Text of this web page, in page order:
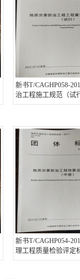
新书T/CAGHP058-
治工程施工规范（试
新书T/CAGHP054-
理工程质量检验评定
等16项 全套16开21册